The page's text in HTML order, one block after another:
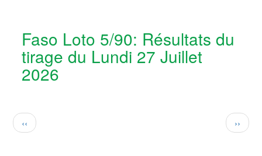
Faso Loto 5/90: Résultats du
tirage du Lundi 27 Juillet
2026
Pagination
Page
précédente
‹‹
Page
››